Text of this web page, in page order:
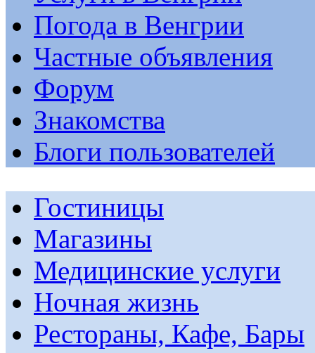
Погода в Венгрии
Частные объявления
Форум
Знакомства
Блоги пользователей
Гостиницы
Магазины
Медицинские услуги
Ночная жизнь
Рестораны, Кафе, Бары